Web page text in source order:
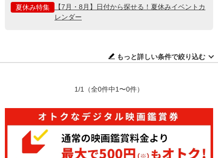
夏休み特集
【7月・8月】日付から探せる！夏休みイベントカ
レンダー
もっと詳しい条件で絞り込む
1/1 （全0件中1〜0件）